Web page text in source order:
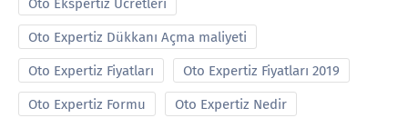
Oto Ekspertiz Ucretleri
Oto Expertiz Dükkanı Açma maliyeti
Oto Expertiz Fiyatları Oto Expertiz Fiyatları 2019
Oto Expertiz Formu Oto Expertiz Nedir